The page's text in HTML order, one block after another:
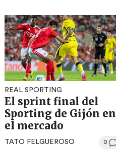
REAL SPORTING
El sprint final del
Sporting de Gijón en
el mercado
TATO FELGUEROSO 0